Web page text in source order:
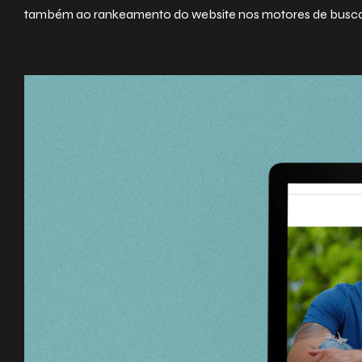
também ao rankeamento do website nos motores de